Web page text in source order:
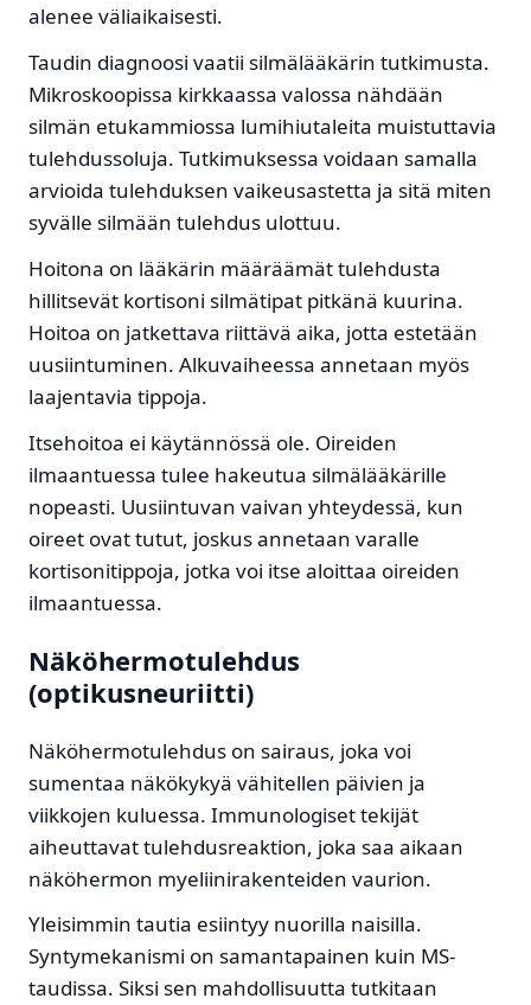
alenee väliaikaisesti.
Taudin diagnoosi vaatii silmälääkärin tutkimusta.
Mikroskoopissa kirkkaassa valossa nähdään
silmän etukammiossa lumihiutaleita muistuttavia
tulehdussoluja. Tutkimuksessa voidaan samalla
arvioida tulehduksen vaikeusastetta ja sitä miten
syvälle silmään tulehdus ulottuu.
Hoitona on lääkärin määräämät tulehdusta
hillitsevät kortisoni silmätipat pitkänä kuurina.
Hoitoa on jatkettava riittävä aika, jotta estetään
uusiintuminen. Alkuvaiheessa annetaan myös
laajentavia tippoja.
Itsehoitoa ei käytännössä ole. Oireiden
ilmaantuessa tulee hakeutua silmälääkärille
nopeasti. Uusiintuvan vaivan yhteydessä, kun
oireet ovat tutut, joskus annetaan varalle
kortisonitippoja, jotka voi itse aloittaa oireiden
ilmaantuessa.
Näköhermotulehdus
(optikusneuriitti)
Näköhermotulehdus on sairaus, joka voi
sumentaa näkökykyä vähitellen päivien ja
viikkojen kuluessa. Immunologiset tekijät
aiheuttavat tulehdusreaktion, joka saa aikaan
näköhermon myeliinirakenteiden vaurion.
Yleisimmin tautia esiintyy nuorilla naisilla.
Syntymekanismi on samantapainen kuin MS-
taudissa. Siksi sen mahdollisuutta tutkitaan